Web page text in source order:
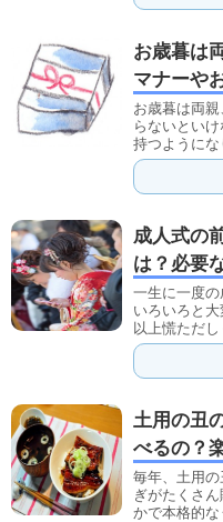
お歳暮は
マナーや
お歳暮は両
らないとい
持つように
成人式の
は？必要
一生に一度の
いろいろと
以上慌ただ
土用の丑
べるの？
毎年、土用
ぎがたくさ
かで本格的